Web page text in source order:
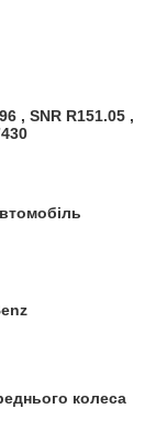
, SNR R151.05 ,
колеса